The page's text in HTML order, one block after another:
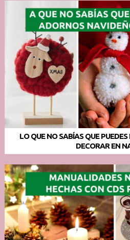
LO QUE NO SABÍAS QUE
DECORAR EN